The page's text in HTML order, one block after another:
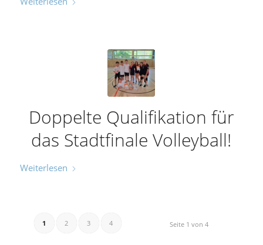
Doppelte Qualifikation für
das Stadtfinale Volleyball!
Weiterlesen
Seite 1 von 4
1 2 3 4